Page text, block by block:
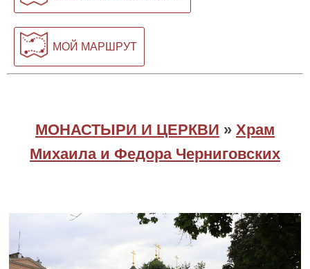
МОЙ МАРШРУТ
МОНАСТЫРИ И ЦЕРКВИ » Храм
Михаила и Федора Черниговских